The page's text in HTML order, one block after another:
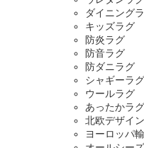
ダイニング
キッズラグ
防炎ラグ
防音ラグ
防ダニラグ
シャギーラグ
ウールラグ
あったかラグ
北欧デザイ
ヨーロッパ